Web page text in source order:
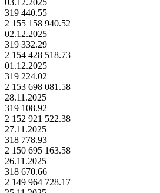
319 440.55
2 155 158 940.52
02.12.2025
319 332.29
2 154 428 518.73
01.12.2025
319 224.02
2 153 698 081.58
28.11.2025
319 108.92
2 152 921 522.38
27.11.2025
318 778.93
2 150 695 163.58
26.11.2025
318 670.66
2 149 964 728.17